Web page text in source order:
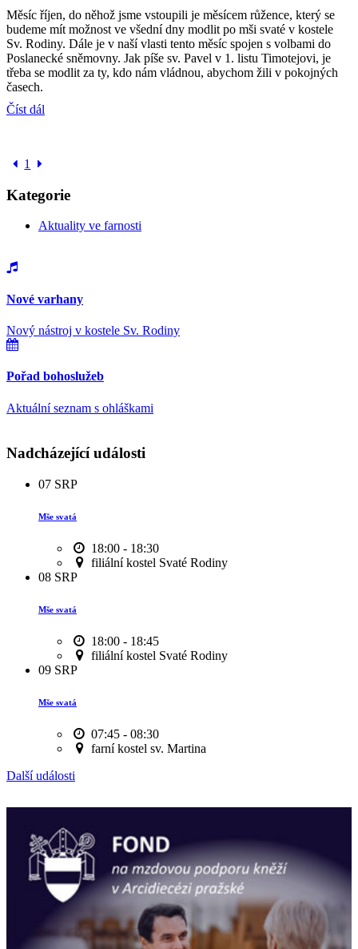
Měsíc říjen, do něhož jsme vstoupili je měsícem růžence, který se
budeme mít možnost ve všední dny modlit po mši svaté v kostele
Sv. Rodiny. Dále je v naší vlasti tento měsíc spojen s volbami do
Poslanecké sněmovny. Jak píše sv. Pavel v 1. listu Timotejovi, je
třeba se modlit za ty, kdo nám vládnou, abychom žili v pokojných
časech.
Číst dál
1
Kategorie
Aktuality ve farnosti
Nové varhany
Nový nástroj v kostele Sv. Rodiny
Pořad bohoslužeb
Aktuální seznam s ohláškami
Nadcházející události
07 SRP
Mše svatá
18:00 - 18:30
filiální kostel Svaté Rodiny
08 SRP
Mše svatá
18:00 - 18:45
filiální kostel Svaté Rodiny
09 SRP
Mše svatá
07:45 - 08:30
farní kostel sv. Martina
Další události